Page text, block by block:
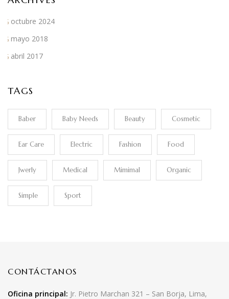
octubre 2024
mayo 2018
abril 2017
TAGS
Baber Baby Needs Beauty Cosmetic
Ear Care Electric Fashion Food
Jwerly Medical Mimimal Organic
Simple Sport
CONTÁCTANOS
Oficina principal: Jr. Pietro Marchan 321 – San Borja, Lima,